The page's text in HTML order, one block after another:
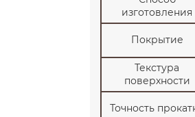
60
60
70
70
80
изготовления
Покрытие
Текстура
поверхности
Точность